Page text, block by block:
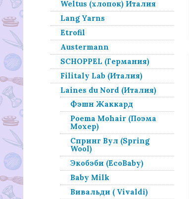
Weltus (хлопок) Италия
Lang Yarns
Etrofil
Austermann
SCHOPPEL (Германия)
Filitaly Lab (Италия)
Laines du Nord (Италия)
Фэшн Жаккард
Poema Mohair (Поэма
Мохер)
Спринг Вул (Spring
Wool)
Экобэби (EcoBaby)
Baby Milk
Вивальди ( Vivaldi)